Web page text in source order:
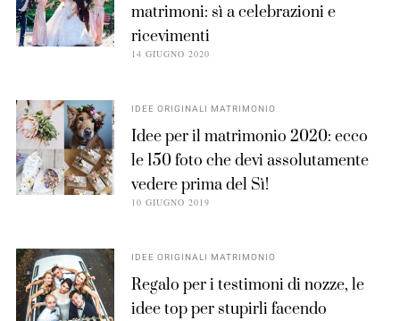
matrimoni: sì a celebrazioni e
ricevimenti
14 GIUGNO 2020
IDEE ORIGINALI MATRIMONIO
Idee per il matrimonio 2020: ecco
le 150 foto che devi assolutamente
vedere prima del Sì!
10 GIUGNO 2019
IDEE ORIGINALI MATRIMONIO
Regalo per i testimoni di nozze, le
idee top per stupirli facendo